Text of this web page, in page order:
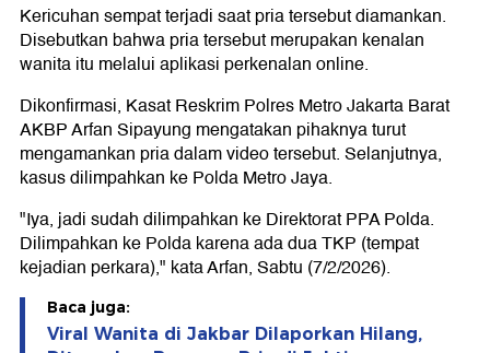
Kericuhan sempat terjadi saat pria tersebut diamankan.
Disebutkan bahwa pria tersebut merupakan kenalan
wanita itu melalui aplikasi perkenalan online.
Dikonfirmasi, Kasat Reskrim Polres Metro Jakarta Barat
AKBP Arfan Sipayung mengatakan pihaknya turut
mengamankan pria dalam video tersebut. Selanjutnya,
kasus dilimpahkan ke Polda Metro Jaya.
"Iya, jadi sudah dilimpahkan ke Direktorat PPA Polda.
Dilimpahkan ke Polda karena ada dua TKP (tempat
kejadian perkara)," kata Arfan, Sabtu (7/2/2026).
Baca juga:
Viral Wanita di Jakbar Dilaporkan Hilang,